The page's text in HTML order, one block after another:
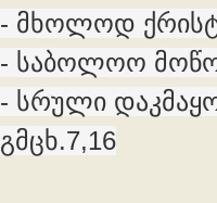
- მხოლოდ
- საბოლოო
- სრული
გმცხ.7,16